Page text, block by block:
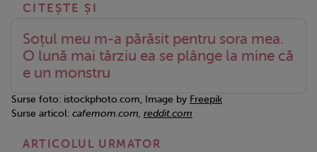
Soțul meu m-a părăsit pentru sora mea.
O lună mai târziu ea se plânge la mine că
e un monstru
Surse foto: istockphoto.com, Image by Freepik
Surse articol: cafemom.com, reddit.com
ARTICOLUL URMATOR